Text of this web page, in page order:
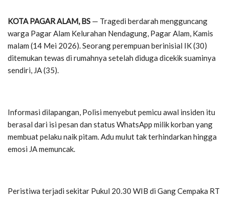
KOTA PAGAR ALAM, BS — Tragedi berdarah mengguncang
warga Pagar Alam Kelurahan Nendagung, Pagar Alam, Kamis
malam (14 Mei 2026). Seorang perempuan berinisial IK (30)
ditemukan tewas di rumahnya setelah diduga dicekik suaminya
sendiri, JA (35).
Informasi dilapangan, Polisi menyebut pemicu awal insiden itu
berasal dari isi pesan dan status WhatsApp milik korban yang
membuat pelaku naik pitam. Adu mulut tak terhindarkan hingga
emosi JA memuncak.
Peristiwa terjadi sekitar Pukul 20.30 WIB di Gang Cempaka RT